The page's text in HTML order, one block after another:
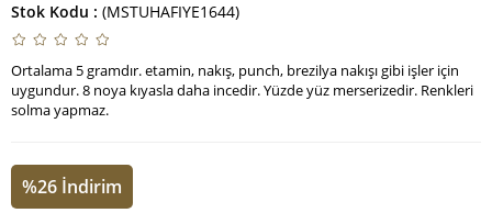
Stok Kodu (MSTUHAFIYE1644)
Ortalama 5 gramdır. etamin, nakış, punch, brezilya nakışı gibi işler için
uygundur. 8 noya kıyasla daha incedir. Yüzde yüz merserizedir. Renkleri
solma yapmaz.
%26 İndirim